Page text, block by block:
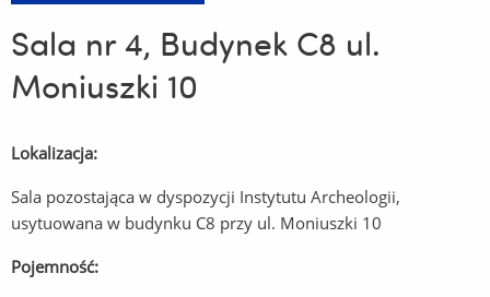
Sala nr 4, Budynek C8 ul.
Moniuszki 10
Lokalizacja:
Sala pozostająca w dyspozycji Instytutu Archeologii,
usytuowana w budynku C8 przy ul. Moniuszki 10
Pojemność: